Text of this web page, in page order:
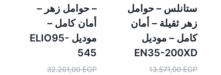
ستانلس – حوامل
زهر ثقيلة – أمان
كامل – موديل
EN35-200XD
13.571,00EGP
السعر
– حوامل زهر –
أمان كامل –
موديل ELIO95-
545
32.201,00EGP
السعر